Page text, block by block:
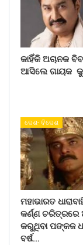
କାହିଁକି ଅଚାନକ
ଆସିଲେ ଗାୟକ
ଦେଶ- ବିଦେଶ
ମହାଭାରତ
କର୍ଣ୍ଣ
କରୁଥିବା ପଙ୍କଜ
ବର୍ଷ…